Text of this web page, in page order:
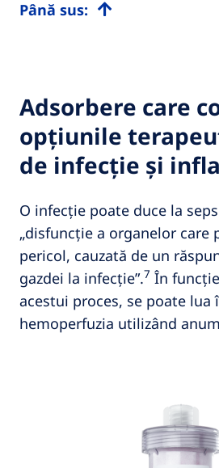
Până sus:
Adsorbere care
opțiunile
de infecție și
O infecție poate duce la
„disfuncție a organelor care
pericol, cauzată de un
gazdei la infecție”.7 În
acestui proces, se poate lua
hemoperfuzia utilizând